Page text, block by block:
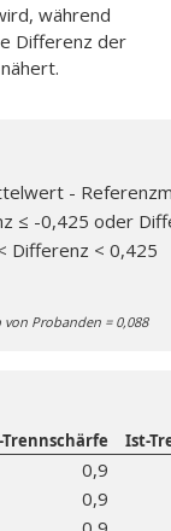
während
Differenz der
-
≤ -0,425 oder
Differenz < 0,425
Probanden = 0,088
Trennschärfe Ist-
0,9
0,9